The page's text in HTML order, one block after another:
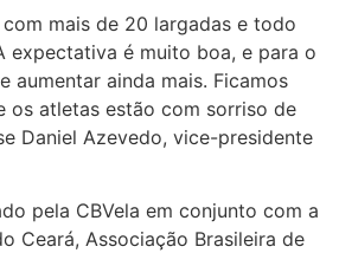
mais de 20 largadas e todo
expectativa é muito boa, e para o
aumentar ainda mais. Ficamos
os atletas estão com sorriso de
Daniel Azevedo, vice-presidente
pela CBVela em conjunto com a
Ceará, Associação Brasileira de